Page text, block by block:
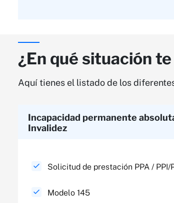
¿En qué situación
Aquí tienes el listado de los
Incapacidad permanente
Invalidez​
Solicitud de prestación PPA / PPI/
Modelo 145